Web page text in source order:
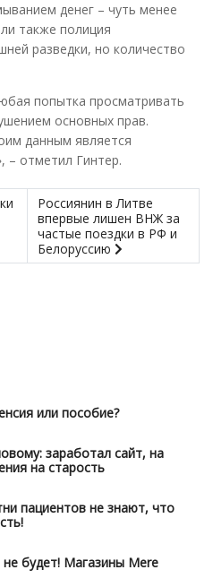
денег – чуть менее
также полиция
разведки, но количество
попытка просматривать
основных прав.
данным является
– отметил Гинтер.
Россиянин в Литве
впервые лишен ВНЖ за
частые поездки в РФ и
Белоруссию
или пособие?
заработал сайт, на
на старость
пациентов не знают, что
будет! Магазины Mere